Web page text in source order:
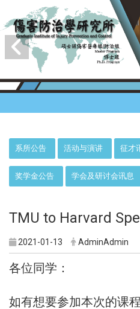
系所公告 活动与演讲 征才
奖学金公告 学会及研讨会讯息
TMU to Harvard
2021-01-13 AdminAdmin
各位同学：
如有想要参加本次的课